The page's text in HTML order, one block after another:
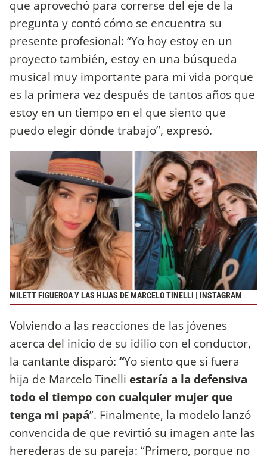
que aprovechó para correrse del eje de la
pregunta y contó cómo se encuentra su
presente profesional: “Yo hoy estoy en un
proyecto también, estoy en una búsqueda
musical muy importante para mi vida porque
es la primera vez después de tantos años que
estoy en un tiempo en el que siento que
puedo elegir dónde trabajo”, expresó.
MILETT FIGUEROA Y LAS HIJAS DE MARCELO TINELLI | INSTAGRAM
Volviendo a las reacciones de las jóvenes
acerca del inicio de su idilio con el conductor,
la cantante disparó: “Yo siento que si fuera
hija de Marcelo Tinelli estaría a la defensiva
todo el tiempo con cualquier mujer que
tenga mi papá”. Finalmente, la modelo lanzó
convencida de que revirtió su imagen ante las
herederas de su pareja: “Primero, porque no